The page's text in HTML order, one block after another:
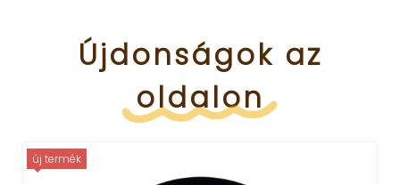
Újdonságok az
oldalon
új termék